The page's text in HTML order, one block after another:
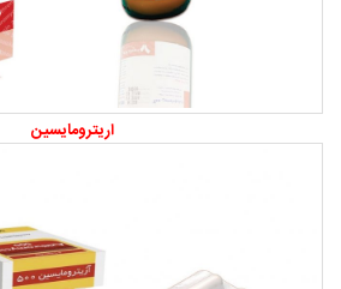
اریترومایسین